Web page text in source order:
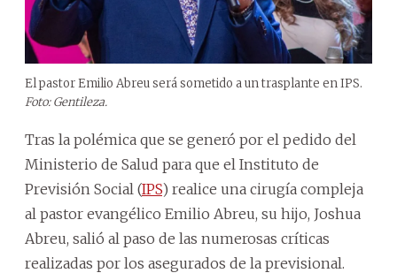
El pastor Emilio Abreu será sometido a un trasplante en IPS.
Foto: Gentileza.
Tras la polémica que se generó por el pedido del
Ministerio de Salud para que el Instituto de
Previsión Social (IPS) realice una cirugía compleja
al pastor evangélico Emilio Abreu, su hijo, Joshua
Abreu, salió al paso de las numerosas críticas
realizadas por los asegurados de la previsional.